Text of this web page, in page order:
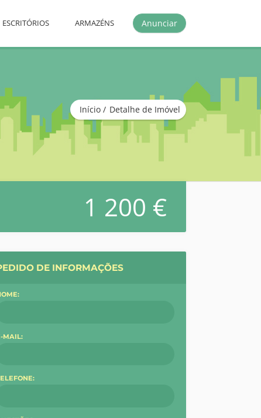
Anunciar
ESCRITÓRIOS ARMAZÉNS
Início Detalhe de Imóvel
1 200 €
DE INFORMAÇÕES
MAIL: